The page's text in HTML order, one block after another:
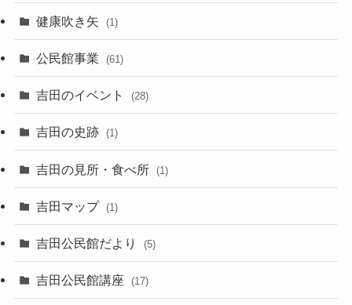
健康吹き矢 (1)
公民館事業 (61)
吉田のイベント (28)
吉田の史跡 (1)
吉田の見所・食べ所 (1)
吉田マップ (1)
吉田公民館だより (5)
吉田公民館講座 (17)